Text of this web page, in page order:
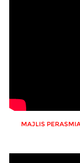
MAJLIS